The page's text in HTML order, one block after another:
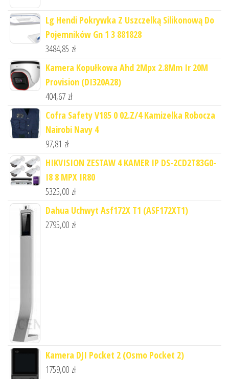
Lg Hendi Pokrywka Z Uszczelką Silikonową Do
Pojemników Gn 1 3 881828
3484,85 zł
Kamera Kopułkowa Ahd 2Mpx 2.8Mm Ir 20M
Provision (DI320A28)
404,67 zł
Cofra Safety V185 0 02.Z/4 Kamizelka Robocza
Nairobi Navy 4
97,81 zł
HIKVISION ZESTAW 4 KAMER IP DS-2CD2T83G0-
I8 8 MPX IR80
5325,00 zł
Dahua Uchwyt Asf172X T1 (ASF172XT1)
2795,00 zł
Kamera DJI Pocket 2 (Osmo Pocket 2)
1759,00 zł